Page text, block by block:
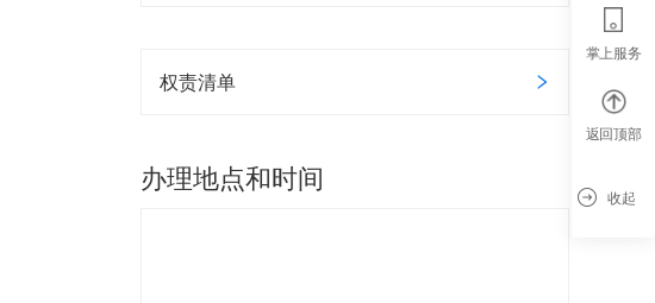
权责清单
办理地点和时间
掌上服务
返回顶部
收起